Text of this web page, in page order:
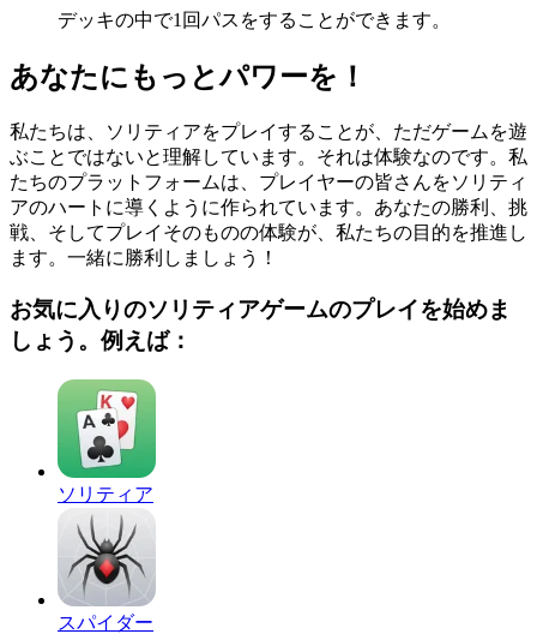
デッキの中で1回パスをすることができます。
あなたにもっとパワーを！
私たちは、ソリティアをプレイすることが、ただゲームを遊
ぶことではないと理解しています。それは体験なのです。私
たちのプラットフォームは、プレイヤーの皆さんをソリティ
アのハートに導くように作られています。あなたの勝利、挑
戦、そしてプレイそのものの体験が、私たちの目的を推進し
ます。一緒に勝利しましょう！
お気に入りのソリティアゲームのプレイを始めま
しょう。例えば：
ソリティア
スパイダー